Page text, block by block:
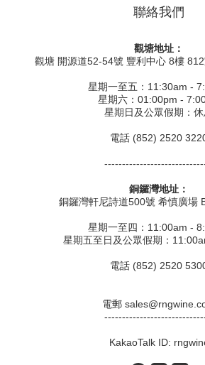
聯絡我們
觀塘地址：
觀塘 開源道52-54號 豐利中心 8樓
星期一至五：11:30am -
星期六：01:00pm -
星期日及公眾假期：休
電話 (852) 2520
銅鑼灣地址：
銅鑼灣軒尼詩道500號 希慎廣場
星期一至四：11:00am -
星期五至日及公眾假期：
電話 (852) 2520
電郵
KakaoTalk ID: